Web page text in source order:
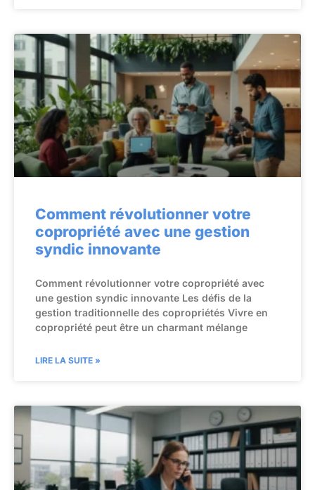
Comment révolutionner votre
copropriété avec une gestion
syndic innovante
Comment révolutionner votre copropriété avec
une gestion syndic innovante Les défis de la
gestion traditionnelle des copropriétés Vivre en
copropriété peut être un charmant mélange
LIRE LA SUITE »